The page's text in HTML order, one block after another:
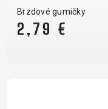
Brzdové gumičky
2,79 €